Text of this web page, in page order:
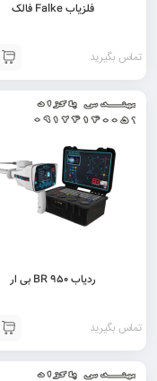
فلزیاب Falke فالک
تماس بگیرید
ردیاب BR 950 بی ار
تماس بگیرید